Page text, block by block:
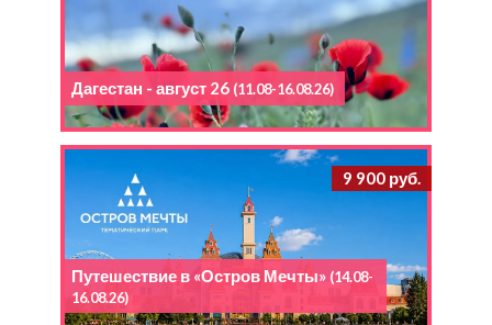
Дагестан - август 26 (11.08-16.08.26)
9 900 руб.
Путешествие в «Остров Мечты» (14.08-
16.08.26)